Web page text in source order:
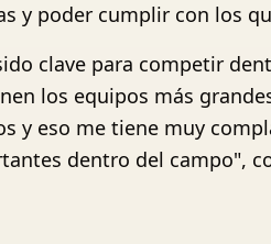
y poder cumplir con los
clave para competir
los equipos más
y eso me tiene muy
dentro del campo",